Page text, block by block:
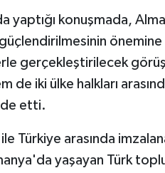
yaptığı konuşmada,
gerçekleştirilecek
de iki ülke halkları
etti.
Türkiye arasında
yaşayan Türk